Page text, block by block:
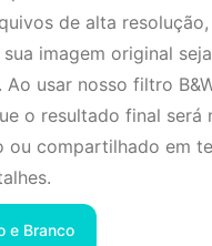
de alta resolução,
imagem original seja
usar nosso filtro
o resultado final será
ou compartilhado em
e Branco